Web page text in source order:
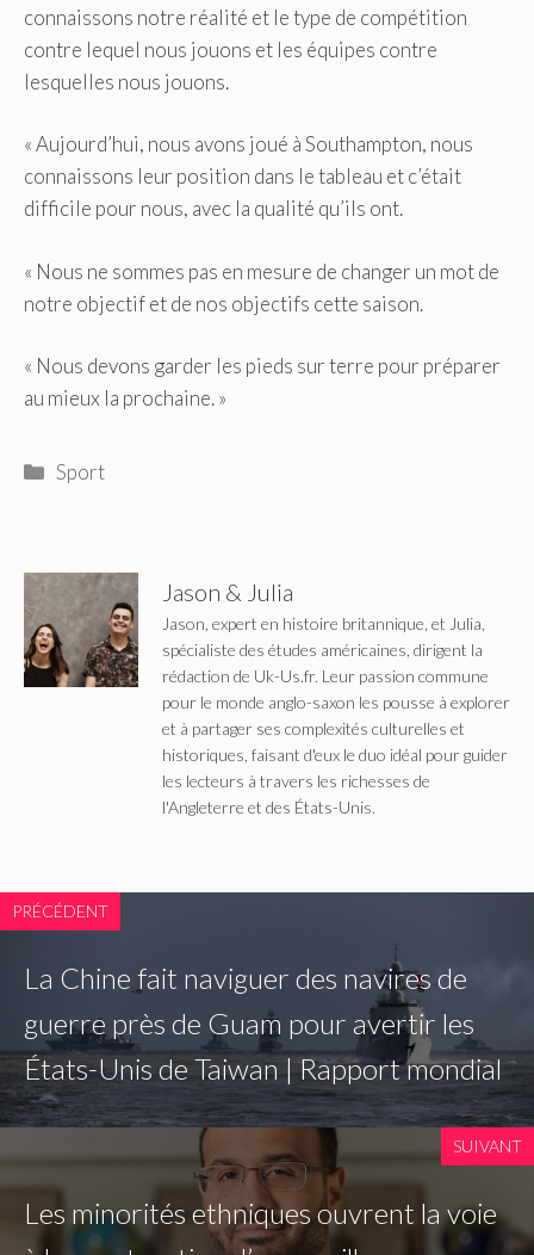
connaissons notre réalité et le type de compétition
contre lequel nous jouons et les équipes contre
lesquelles nous jouons.
« Aujourd’hui, nous avons joué à Southampton, nous
connaissons leur position dans le tableau et c’était
difficile pour nous, avec la qualité qu’ils ont.
« Nous ne sommes pas en mesure de changer un mot de
notre objectif et de nos objectifs cette saison.
« Nous devons garder les pieds sur terre pour préparer
au mieux la prochaine. »
Catégories
Sport
Jason & Julia
Jason, expert en histoire britannique, et Julia,
spécialiste des études américaines, dirigent la
rédaction de Uk-Us.fr. Leur passion commune
pour le monde anglo-saxon les pousse à explorer
et à partager ses complexités culturelles et
historiques, faisant d'eux le duo idéal pour guider
les lecteurs à travers les richesses de
l'Angleterre et des États-Unis.
PRÉCÉDENT
La Chine fait naviguer des navires de
guerre près de Guam pour avertir les
États-Unis de Taiwan | Rapport mondial
SUIVANT
Les minorités ethniques ouvrent la voie